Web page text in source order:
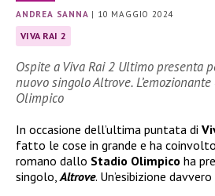
ANDREA SANNA | 10 MAGGIO 2024
VIVA RAI 2
Ospite a Viva Rai 2 Ultimo presenta
nuovo singolo Altrove.
Olimpico
In occasione dell’ultima puntata di
fatto le cose in grande e ha coinvolto
romano dallo Stadio Olimpico ha
singolo,Altrove. Un’esibizione